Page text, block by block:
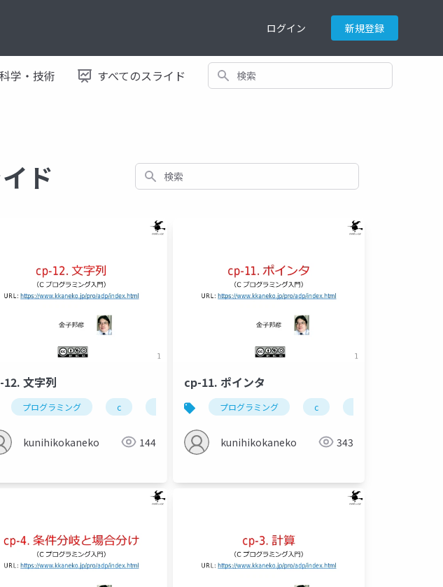
ログイン 新規登録
科学・技術 すべてのスライド 検索
ド 検索
12. 文字列
プログラミング c 文字列の末尾 文字列の操作
kunihikokaneko 144
cp-11. ポインタ
プログラミング c
kunihikokaneko 343